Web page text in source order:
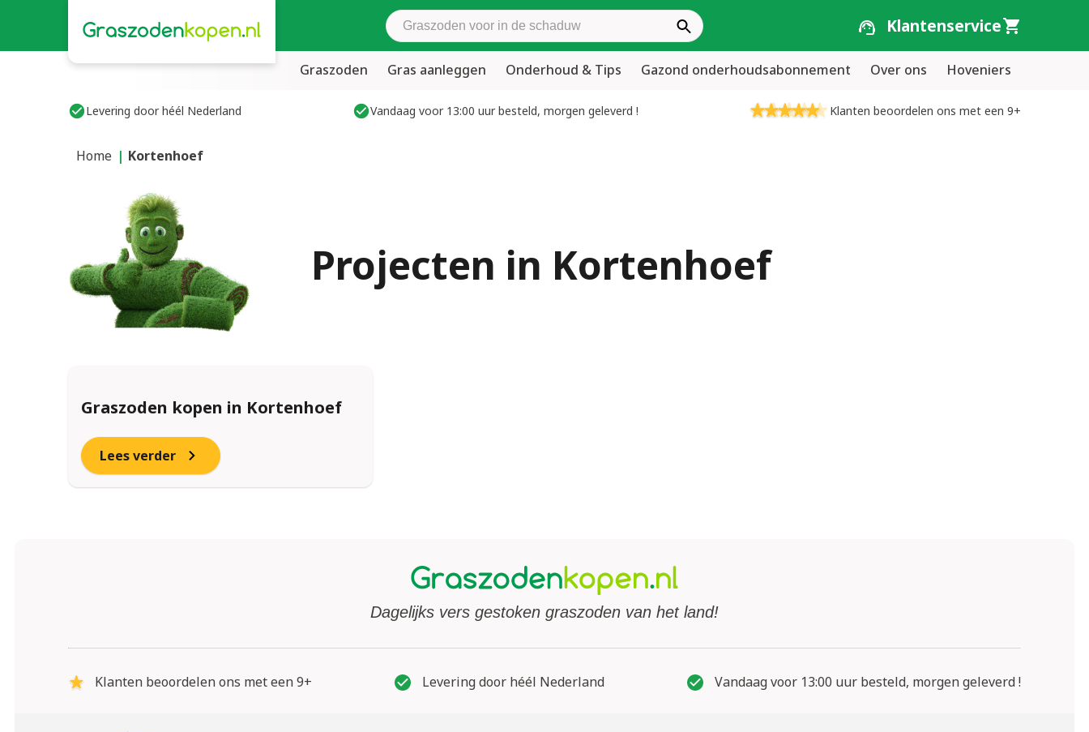
Zoek graszoden Klantenservice
Graszoden Gras aanleggen Onderhoud & Tips Gazond onderhoudsabonnement Over ons Hoveniers
Levering door héél Nederland Vandaag voor 13:00 uur besteld, morgen geleverd ! Klanten beoordelen ons met een 9+
Home Kortenhoef
Projecten in Kortenhoef
Graszoden kopen in Kortenhoef
Lees verder
Dagelijks vers gestoken graszoden van het land!
Klanten beoordelen ons met een 9+ Levering door héél Nederland Vandaag voor 13:00 uur besteld, morgen geleverd !